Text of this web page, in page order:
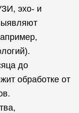
эхо- и
до
обработке от